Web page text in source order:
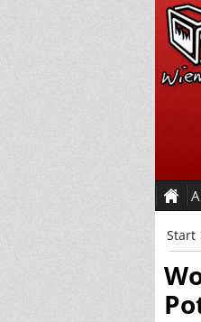
Start